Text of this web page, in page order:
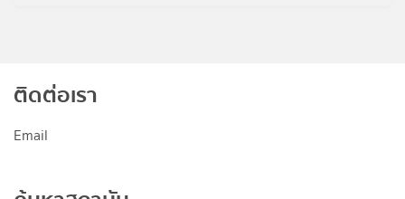
ติดต่อเรา
Email